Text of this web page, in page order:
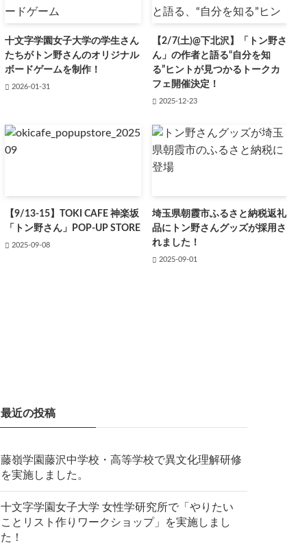
十文字学園女子大学の学生さん
たちがトン野さんのオリジナル
ボードゲームを制作！
2026-01-31
【2/7(土)@下北沢】「トン野さ
ん」の作者と語る“自分を知
る”ヒントが見つかるトークカ
フェ開催決定！
2025-12-23
【9/13-15】TOKI CAFE 神楽坂
「トン野さん」POP-UP STORE
2025-09-08
埼玉県朝霞市ふるさと納税返礼
品にトン野さんグッズが採用さ
れました！
2025-09-01
最近の投稿
藤嶺学園藤沢中学校・高等学校で異文化理解研修
を実施しました。
十文字学園女子大学 女性学研究所で「やりたい
ことリスト作りワークショップ」を実施しまし
た！